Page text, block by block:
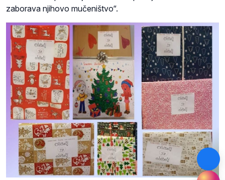
zaborava njihovo mučeništvo“.